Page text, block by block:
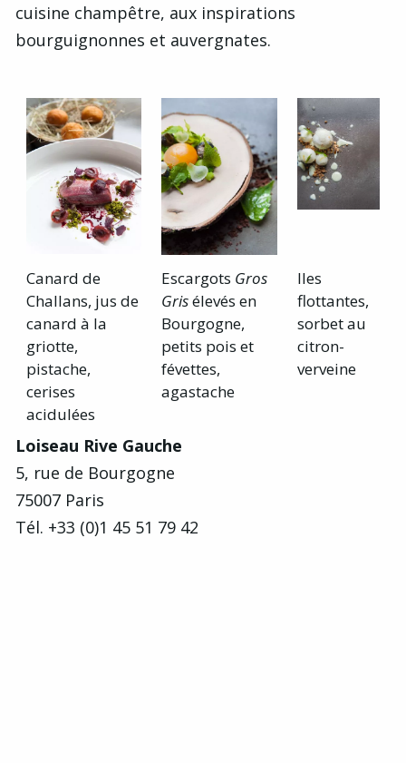
cuisine champêtre, aux inspirations
bourguignonnes et auvergnates.
Canard de
Challans, jus de
canard à la
griotte,
pistache,
cerises
acidulées
Escargots Gros
Grisélevés en
Bourgogne,
petits pois et
févettes,
agastache
Iles
flottantes,
sorbet au
citron-
verveine
Loiseau Rive Gauche
5, rue de Bourgogne
75007 Paris
Tél. +33 (0)1 45 51 79 42